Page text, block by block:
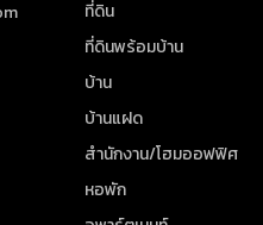
ที่ดิน
ที่ดินพร้อมบ้าน
บ้าน
บ้านแฝด
สำนักงาน/โฮมออฟฟิศ
หอพัก